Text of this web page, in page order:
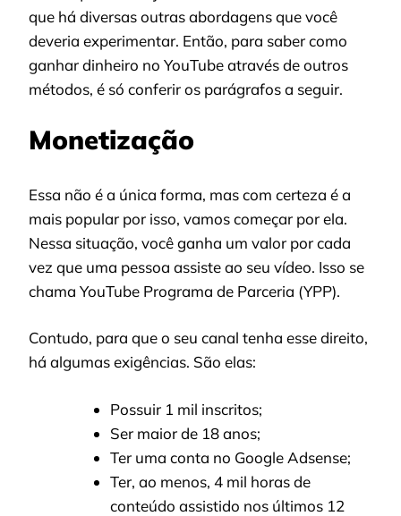
que há diversas outras abordagens que você
deveria experimentar. Então, para saber como
ganhar dinheiro no YouTube através de outros
métodos, é só conferir os parágrafos a seguir.
Monetização
Essa não é a única forma, mas com certeza é a
mais popular por isso, vamos começar por ela.
Nessa situação, você ganha um valor por cada
vez que uma pessoa assiste ao seu vídeo. Isso se
chama YouTube Programa de Parceria (YPP).
Contudo, para que o seu canal tenha esse direito,
há algumas exigências. São elas:
Possuir 1 mil inscritos;
Ser maior de 18 anos;
Ter uma conta no Google Adsense;
Ter, ao menos, 4 mil horas de
conteúdo assistido nos últimos 12